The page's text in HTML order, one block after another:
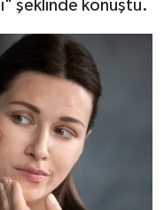
şeklinde konuştu.